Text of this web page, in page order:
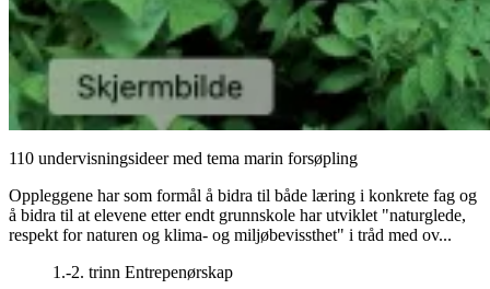
110 undervisningsideer med tema marin forsøpling
Oppleggene har som formål å bidra til både læring i konkrete fag og
å bidra til at elevene etter endt grunnskole har utviklet "naturglede,
respekt for naturen og klima- og miljøbevissthet" i tråd med ov...
1.-2. trinn Entrepenørskap